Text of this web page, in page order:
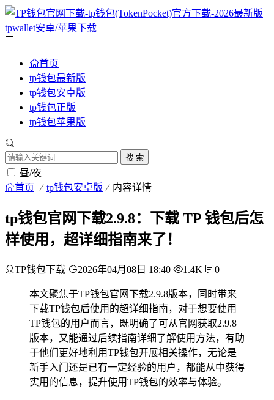
首页
tp钱包最新版
tp钱包安卓版
tp钱包正版
tp钱包苹果版
搜 索
昼/夜
首页 tp钱包安卓版 内容详情
tp钱包官网下载2.9.8：下载 TP 钱包后怎
样使用，超详细指南来了！
TP钱包下载 2026年04月08日 18:40 1.4K 0
本文聚焦于TP钱包官网下载2.9.8版本，同时带来
下载TP钱包后使用的超详细指南，对于想要使用
TP钱包的用户而言，既明确了可从官网获取2.9.8
版本，又能通过后续指南详细了解使用方法，有助
于他们更好地利用TP钱包开展相关操作，无论是
新手入门还是已有一定经验的用户，都能从中获得
实用的信息，提升使用TP钱包的效率与体验。